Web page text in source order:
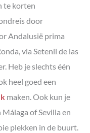
te korten
door
Andalusië prima
via Setenil de las
Heb je slechts één
heel goed een
maken. Ook kun je
of Sevilla en
plekken in de buurt.